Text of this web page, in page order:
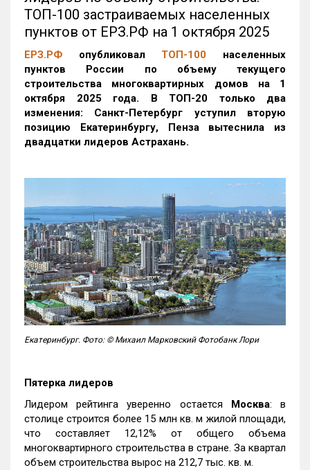
ТОП-100 застраиваемых населенных
пунктов от ЕРЗ.РФ на 1 октября 2025
ЕРЗ.РФ опубликовал ТОП-100 населенных
пунктов России по объему текущего
строительства многоквартирных домов на 1
октября 2025 года. В ТОП-20 только два
изменения: Санкт-Петербург уступил вторую
позицию Екатеринбургу, Пенза вытеснила из
двадцатки лидеров Астрахань.
Екатеринбург. Фото: © Михаил Марковский Фотобанк Лори
Пятерка лидеров
Лидером рейтинга уверенно остается Москва: в
столице строится более 15 млн кв. м жилой площади,
что составляет 12,12% от общего объема
многоквартирного строительства в стране. За квартал
объем строительства вырос на 212,7 тыс. кв. м.